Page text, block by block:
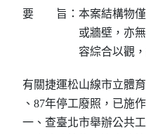
要 旨： 本案結構物
或牆壁，亦
容綜合以觀
有關捷運松山線市立體
、87年停工廢照，已施
一、查臺北市舉辦公共